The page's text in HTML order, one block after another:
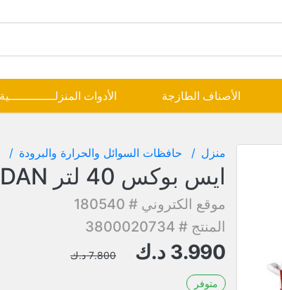
الأصناف الطازجة الأدوات المنزلـــــــــــــية
منزل حافظات السوائل والحرارة والبرودة
ايس بوكس 40 لتر YAKHDAN
موقع الكتروني # 180540
المنتج # 3800020734
3.990 د.ك 7.800د.ك
متوفر